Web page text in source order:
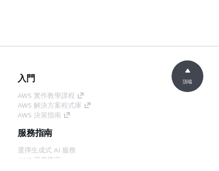
入門
AWS 實作教學課程
AWS 解決方案程式庫
AWS 決策指南
服務指南
選擇生成式 AI 服務
AWS 服務指南
頂端